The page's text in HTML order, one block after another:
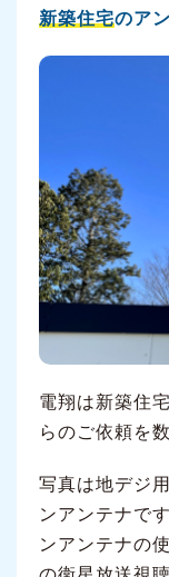
新築住宅のア
電翔は新築住
らのご依頼を
写真は地デジ
ンアンテナで
ンアンテナの